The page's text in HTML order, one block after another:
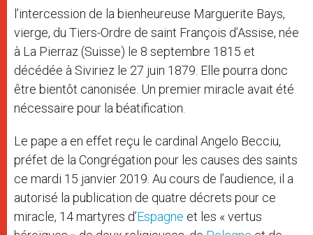
l’intercession de la bienheureuse Marguerite Bays,
vierge, du Tiers-Ordre de saint François d’Assise, née
à La Pierraz (Suisse) le 8 septembre 1815 et
décédée à Siviriez le 27 juin 1879. Elle pourra donc
être bientôt canonisée. Un premier miracle avait été
nécessaire pour la béatification.
Le pape a en effet reçu le cardinal Angelo Becciu,
préfet de la Congrégation pour les causes des saints
ce mardi 15 janvier 2019. Au cours de l’audience, il a
autorisé la publication de quatre décrets pour ce
miracle, 14 martyres d’Espagne et les « vertus